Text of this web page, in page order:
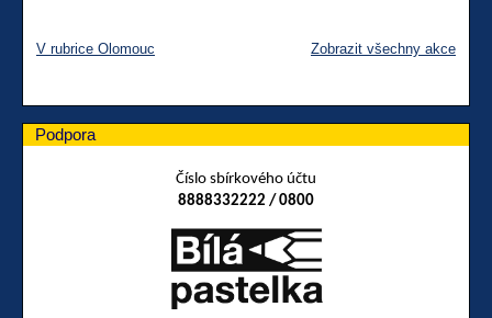
V rubrice Olomouc Zobrazit všechny akce
Podpora
Číslo sbírkového účtu
8888332222 / 0800